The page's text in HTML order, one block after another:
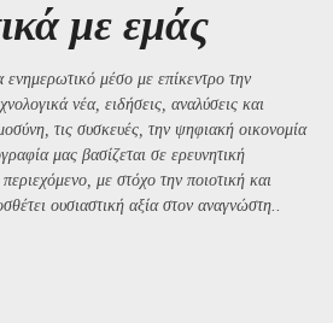
με εμάς
μέσο με επίκεντρο την
νέα, ειδήσεις, αναλύσεις και
τις συσκευές, την ψηφιακή οικονομία
μας βασίζεται σε ερευνητική
με στόχο την ποιοτική και
ουσιαστική αξία στον αναγνώστη..